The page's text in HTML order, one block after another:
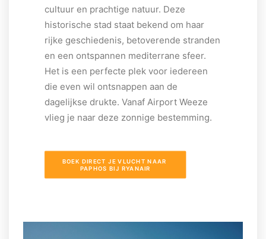
cultuur en prachtige natuur. Deze
historische stad staat bekend om haar
rijke geschiedenis, betoverende stranden
en een ontspannen mediterrane sfeer.
Het is een perfecte plek voor iedereen
die even wil ontsnappen aan de
dagelijkse drukte. Vanaf Airport Weeze
vlieg je naar deze zonnige bestemming.
BOEK DIRECT JE VLUCHT NAAR
PAPHOS BIJ RYANAIR